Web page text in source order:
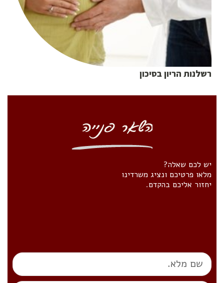
רשלנות הריון בסיכון
יש לכם שאלה?
מלאו פרטיכם ונציג משרדינו
יחזור אליכם בהקדם.